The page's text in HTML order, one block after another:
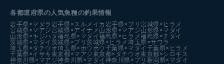
各都道府県の人気魚種の釣果情報
岩手県×マダラ 岩手県×スルメイカ 岩手県×ブリ宮城県×ヒラメ
宮城県×マアジ宮城県×アイナメ 山形県×マアジ山形県×マダイ
山形県×キジハタ福島県×マダイ福島県×ヒラメ福島県×チダイ
茨城県×マダイ 茨城県×ブリ茨城県×ヒラメ埼玉県×サワラ
埼玉県×タチウオ埼玉県×ホウボウ 千葉県×マダイ 千葉県×ヒラメ
千葉県×イサキ 東京都×マアジ 東京都×タチウオ東京都×シロギス
神奈川県×マアジ神奈川県×マダイ 神奈川県×ブリ 新潟県×マダイ